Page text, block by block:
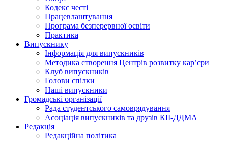
Кодекс честі
Працевлаштування
Програма безперервної освіти
Практика
Випускнику
Інформація для випускників
Методика створення Центрів розвитку кар’єри
Клуб випускників
Голови спілки
Наші випускники
Громадські організації
Рада студентського самоврядування
Асоціація випускників та друзів КІІ-ДДМА
Редакція
Редакційна політика